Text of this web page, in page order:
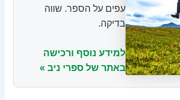
עפים על הספר. שווה
בדיקה.
למידע נוסף ורכישה
באתר של ספרי ניב »